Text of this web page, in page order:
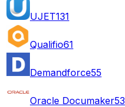
UJET131
Qualifio61
Demandforce55
Oracle Documaker53